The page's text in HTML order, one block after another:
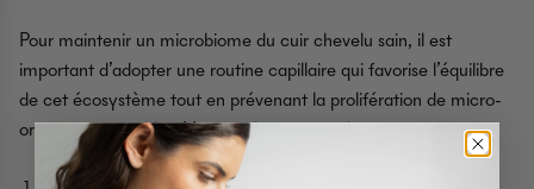
Pour maintenir un microbiome du cuir chevelu sain, il est
important d’adopter une routine capillaire qui favorise l’équilibre
de cet écosystème tout en prévenant la prolifération de micro-
organismes nuisibles. Voici quelques conseils :